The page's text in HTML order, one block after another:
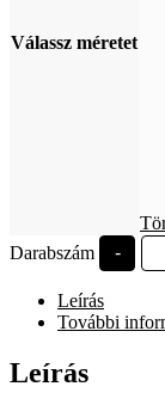
Válassz méretet
Darabszám
-
Leírás
További
Leírás